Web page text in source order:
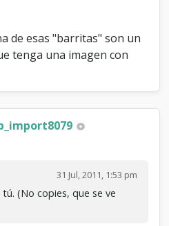
de esas "barritas" son un
tenga una imagen con
31 Jul, 2011, 1:53 pm
(No copies, que se ve